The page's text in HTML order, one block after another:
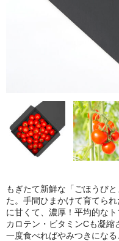
もぎたて新鮮な「ごほうび
た。手間ひまかけて育てら
に甘くて、濃厚！平均的な
カロテン・ビタミンCも凝縮
一度食べればやみつきにな